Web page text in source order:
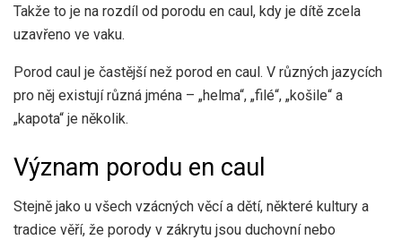
Takže to je na rozdíl od porodu en caul, kdy je dítě zcela
uzavřeno ve vaku.
Porod caul je častější než porod en caul. V různých jazycích
pro něj existují různá jména – „helma“, „filé“, „košile“ a
„kapota“ je několik.
Význam porodu en caul
Stejně jako u všech vzácných věcí a dětí, některé kultury a
tradice věří, že porody v zákrytu jsou duchovní nebo